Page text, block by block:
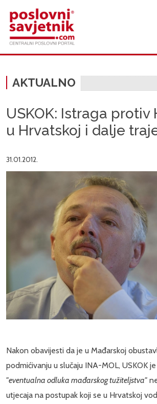
AKTUALNO
USKOK: Istraga protiv
u Hrvatskoj i dalje
31.01.2012.
Nakon obavijesti da je u Mađarskoj
podmićivanju u slučaju INA-MOL, USKOK
"eventualna odluka mađarskog tužiteljstva"
utjecaja na postupak koji se u Hrvatskoj